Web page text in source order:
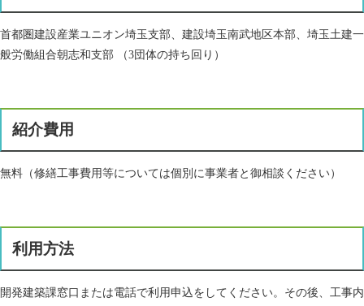
首都圏建設産業ユニオン埼玉支部、建設埼玉南武地区本部、埼玉土建一
般労働組合朝志和支部 （3団体の持ち回り）
紹介費用
無料（修繕工事費用等については個別に事業者と御相談ください）
利用方法
開発建築課窓口または電話で利用申込をしてください。その後、工事内